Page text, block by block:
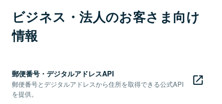
ビジネス・法人のお客さま向け
情報
郵便番号・デジタルアドレスAPI
郵便番号とデジタルアドレスから住所を取得できる公式API
を提供。